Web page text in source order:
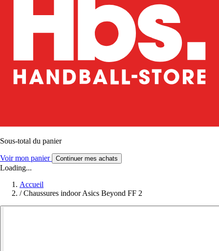
Sous-total du panier
Voir mon panier Continuer mes achats
Loading...
Accueil
/ Chaussures indoor Asics Beyond FF 2